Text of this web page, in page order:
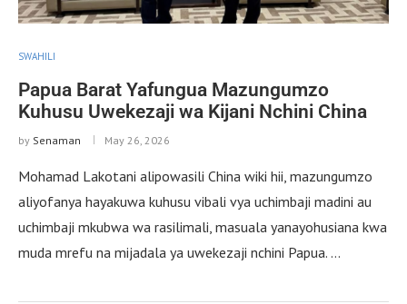
SWAHILI
Papua Barat Yafungua Mazungumzo
Kuhusu Uwekezaji wa Kijani Nchini China
by Senaman May 26, 2026
Mohamad Lakotani alipowasili China wiki hii, mazungumzo
aliyofanya hayakuwa kuhusu vibali vya uchimbaji madini au
uchimbaji mkubwa wa rasilimali, masuala yanayohusiana kwa
muda mrefu na mijadala ya uwekezaji nchini Papua. …